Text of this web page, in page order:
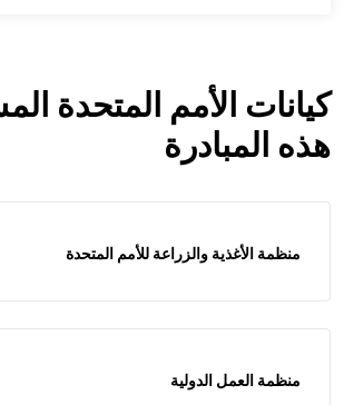
كيانات الأمم المتحدة
هذه المبادرة
منظمة الأغذية والزراعة للأمم المتحدة
منظمة العمل الدولية